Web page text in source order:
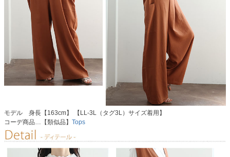
モデル 身長【163cm】 【LL-3L（タグ3L）サイズ着用】
コーデ商品…【類似品】 Tops